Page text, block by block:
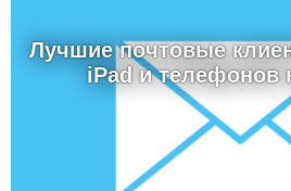
Лучшие почтовые
iPad и телефонов